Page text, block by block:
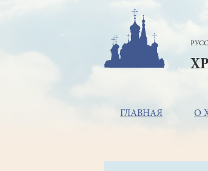
Основная
ГЛАВНАЯ О